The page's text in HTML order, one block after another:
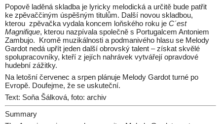
Popově laděná skladba je lyricky melodická a určitě bude patřit
ke zpěvaččiným úspěšným titulům. Další novou skladbou,
kterou zpěvačka vydala koncem loňského roku je C´est
Magnifique, kterou nazpívala společně s Portugalcem Antoniem
Zambujo. Kromě muzikálnosti a podmanivého hlasu se Melody
Gardot nedá upřít jeden další obrovský talent – získat skvělé
spolupracovníky, kteří z jejích nahrávek vytvářejí opravdové
hudební zážitky.
Na letošní červenec a srpen plánuje Melody Gardot turné po
Evropě. Doufejme, že se uskuteční.
Text: Soňa Šálková, foto: archiv
Summary